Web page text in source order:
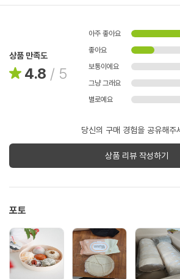
상품 만족도
4.8 / 5
아주 좋아요
좋아요
보통이에요
그냥 그래요
별로예요
당신의 구매 경험을 공유해주
상품 리뷰 작성하기
포토